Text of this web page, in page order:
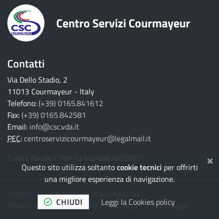
Questo sito utilizza soltantocookie tecnici per offrirti
una migliore esperienza di navigazione.
CHIUDI
Leggi la Cookies policy
×
Centro Servizi Courmayeur
Contatti
Via Dello Stadio, 2
11013 Courmayeur - Italy
Telefono:(+39) 0165.841612
Fax:(+39) 0165.842581
Email: info@csc.vda.it
PEC:centroservizicourmayeur@legalmail.it
Dichiarazione di accessibilità
Privacy e Cookies
Whistleblowing(Apre il link in una nuova
Note legali